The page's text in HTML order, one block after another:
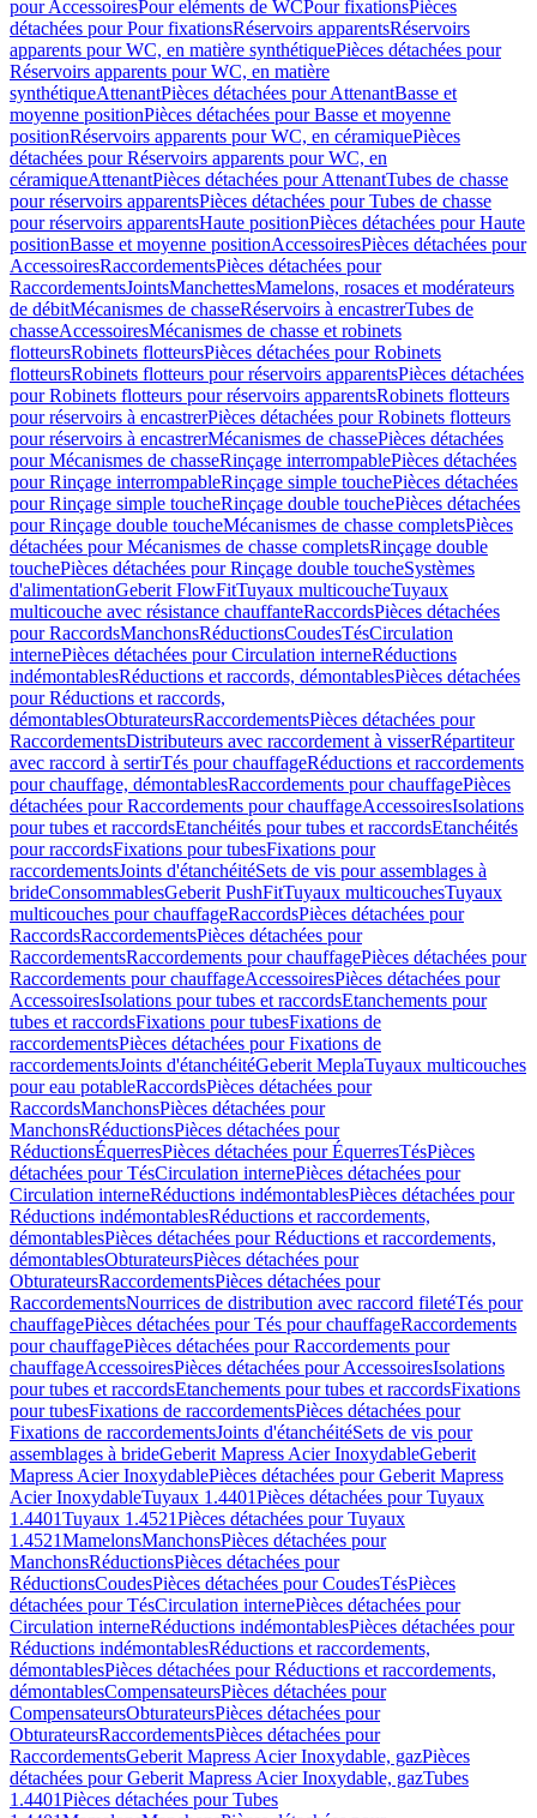
pour AccessoiresPour eléments de WCPour fixationsPièces
détachées pour Pour fixationsRéservoirs apparentsRéservoirs
apparents pour WC, en matière synthétiquePièces détachées pour
Réservoirs apparents pour WC, en matière
synthétiqueAttenantPièces détachées pour AttenantBasse et
moyenne positionPièces détachées pour Basse et moyenne
positionRéservoirs apparents pour WC, en céramiquePièces
détachées pour Réservoirs apparents pour WC, en
céramiqueAttenantPièces détachées pour AttenantTubes de chasse
pour réservoirs apparentsPièces détachées pour Tubes de chasse
pour réservoirs apparentsHaute positionPièces détachées pour Haute
positionBasse et moyenne positionAccessoiresPièces détachées pour
AccessoiresRaccordementsPièces détachées pour
RaccordementsJointsManchettesMamelons, rosaces et modérateurs
de débitMécanismes de chasseRéservoirs à encastrerTubes de
chasseAccessoiresMécanismes de chasse et robinets
flotteursRobinets flotteursPièces détachées pour Robinets
flotteursRobinets flotteurs pour réservoirs apparentsPièces détachées
pour Robinets flotteurs pour réservoirs apparentsRobinets flotteurs
pour réservoirs à encastrerPièces détachées pour Robinets flotteurs
pour réservoirs à encastrerMécanismes de chassePièces détachées
pour Mécanismes de chasseRinçage interrompablePièces détachées
pour Rinçage interrompableRinçage simple touchePièces détachées
pour Rinçage simple toucheRinçage double touchePièces détachées
pour Rinçage double toucheMécanismes de chasse completsPièces
détachées pour Mécanismes de chasse completsRinçage double
touchePièces détachées pour Rinçage double toucheSystèmes
d'alimentationGeberit FlowFitTuyaux multicoucheTuyaux
multicouche avec résistance chauffanteRaccordsPièces détachées
pour RaccordsManchonsRéductionsCoudesTésCirculation
internePièces détachées pour Circulation interneRéductions
indémontablesRéductions et raccords, démontablesPièces détachées
pour Réductions et raccords,
démontablesObturateursRaccordementsPièces détachées pour
RaccordementsDistributeurs avec raccordement à visserRépartiteur
avec raccord à sertirTés pour chauffageRéductions et raccordements
pour chauffage, démontablesRaccordements pour chauffagePièces
détachées pour Raccordements pour chauffageAccessoiresIsolations
pour tubes et raccordsEtanchéités pour tubes et raccordsEtanchéités
pour raccordsFixations pour tubesFixations pour
raccordementsJoints d'étanchéitéSets de vis pour assemblages à
brideConsommablesGeberit PushFitTuyaux multicouchesTuyaux
multicouches pour chauffageRaccordsPièces détachées pour
RaccordsRaccordementsPièces détachées pour
RaccordementsRaccordements pour chauffagePièces détachées pour
Raccordements pour chauffageAccessoiresPièces détachées pour
AccessoiresIsolations pour tubes et raccordsEtanchements pour
tubes et raccordsFixations pour tubesFixations de
raccordementsPièces détachées pour Fixations de
raccordementsJoints d'étanchéitéGeberit MeplaTuyaux multicouches
pour eau potableRaccordsPièces détachées pour
RaccordsManchonsPièces détachées pour
ManchonsRéductionsPièces détachées pour
RéductionsÉquerresPièces détachées pour ÉquerresTésPièces
détachées pour TésCirculation internePièces détachées pour
Circulation interneRéductions indémontablesPièces détachées pour
Réductions indémontablesRéductions et raccordements,
démontablesPièces détachées pour Réductions et raccordements,
démontablesObturateursPièces détachées pour
ObturateursRaccordementsPièces détachées pour
RaccordementsNourrices de distribution avec raccord filetéTés pour
chauffagePièces détachées pour Tés pour chauffageRaccordements
pour chauffagePièces détachées pour Raccordements pour
chauffageAccessoiresPièces détachées pour AccessoiresIsolations
pour tubes et raccordsEtanchements pour tubes et raccordsFixations
pour tubesFixations de raccordementsPièces détachées pour
Fixations de raccordementsJoints d'étanchéitéSets de vis pour
assemblages à brideGeberit Mapress Acier InoxydableGeberit
Mapress Acier InoxydablePièces détachées pour Geberit Mapress
Acier InoxydableTuyaux 1.4401Pièces détachées pour Tuyaux
1.4401Tuyaux 1.4521Pièces détachées pour Tuyaux
1.4521MamelonsManchonsPièces détachées pour
ManchonsRéductionsPièces détachées pour
RéductionsCoudesPièces détachées pour CoudesTésPièces
détachées pour TésCirculation internePièces détachées pour
Circulation interneRéductions indémontablesPièces détachées pour
Réductions indémontablesRéductions et raccordements,
démontablesPièces détachées pour Réductions et raccordements,
démontablesCompensateursPièces détachées pour
CompensateursObturateursPièces détachées pour
ObturateursRaccordementsPièces détachées pour
RaccordementsGeberit Mapress Acier Inoxydable, gazPièces
détachées pour Geberit Mapress Acier Inoxydable, gazTubes
1.4401Pièces détachées pour Tubes